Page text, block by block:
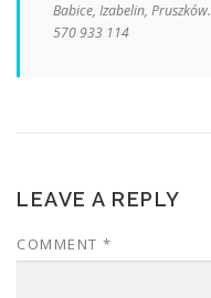
Babice, Izabelin, Pruszków.
570 933 114
LEAVE A REPLY
COMMENT *